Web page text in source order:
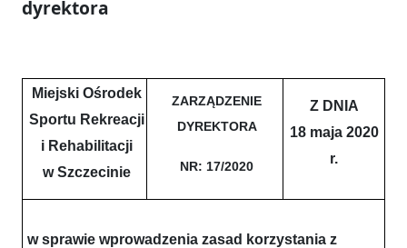
dyrektora
Miejski Ośrodek
Sportu Rekreacji
i Rehabilitacji
w Szczecinie
ZARZĄDZENIE
DYREKTORA
NR: 17/2020
Z DNIA
18 maja 2020
r.
w sprawie wprowadzenia zasad korzystania z